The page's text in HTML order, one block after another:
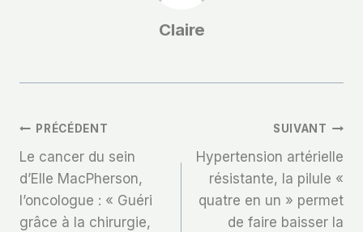
Claire
Navigation
De
L’article
PRÉCÉDENT
Le cancer du sein
d’Elle MacPherson,
l’oncologue : « Guéri
grâce à la chirurgie,
SUIVANT
Hypertension artérielle
résistante, la pilule «
quatre en un » permet
de faire baisser la